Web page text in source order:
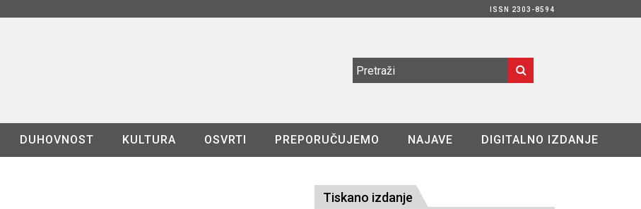
ISSN 2303-8594
DUHOVNOST KULTURA OSVRTI PREPORUČUJEMO NAJAVE DIGITALNO IZDANJE
Tiskano izdanje